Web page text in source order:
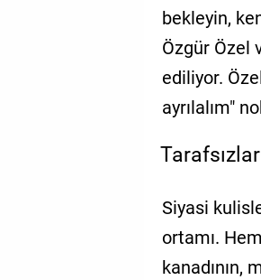
bekleyin,
Özgür Özel
ediliyor.
ayrılalım"
Siyasi
ortamı.
kanadının,